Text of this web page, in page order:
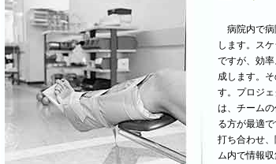
病院内で病
します。ス
ですが、効
成します。
す。プロジ
は、チーム
る方が最適
打ち合わせ
ム内で情報